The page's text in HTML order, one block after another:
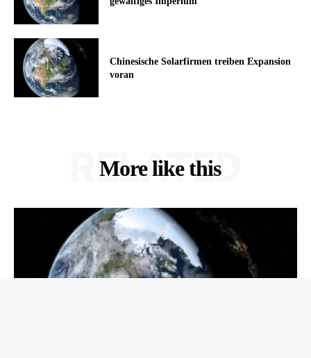
Chinesische Solarfirmen treiben Expansion
voran
More like this
RELATED